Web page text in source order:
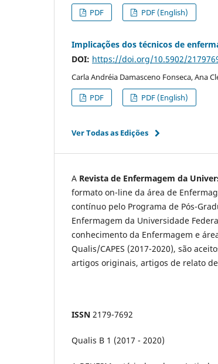
PDF PDF (English)
Implicações dos técnicos de
DOI: https://doi.org/10.5902/
Carla Andréia Damasceno Fonseca, Ana
PDF
PDF (English)
Ver Todas as Edições
A Revista de Enfermagem da
formato on-line da área de
contínuo pelo Programa de Pós-
Enfermagem da Universidade
conhecimento da Enfermagem e
Qualis/CAPES (2017-2020), são
artigos originais, artigos de relato
ISSN 2179-7692
Qualis B 1 (2017 - 2020)